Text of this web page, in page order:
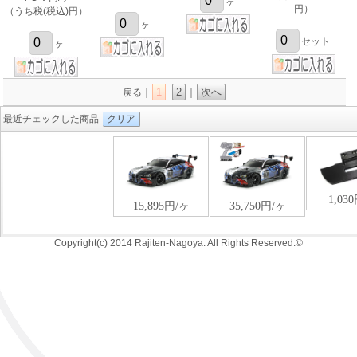
（うち税(税込)円）
ヶ
ヶ
円）
セット
戻る｜ 1 2 次へ
最近チェックした商品 クリア
Copyright(c) 2014 Rajiten-Nagoya. All Rights Reserved.©